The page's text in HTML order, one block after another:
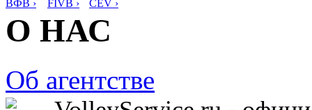
ВФВ › FIVB › CEV ›
О НАС
Об агентстве